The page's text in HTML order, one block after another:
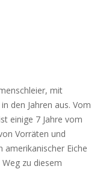
mit
den Jahren aus. Vom
einige 7 Jahre vom
Vorräten und
amerikanischer Eiche
zu diesem